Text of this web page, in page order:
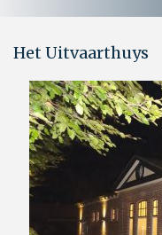
Het Uitvaarthuys